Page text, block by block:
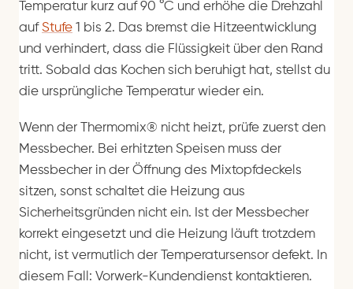
Temperatur kurz auf 90 °C und erhöhe die Drehzahl
aufStufe 1 bis 2. Das bremst die Hitzeentwicklung
und verhindert, dass die Flüssigkeit über den Rand
tritt. Sobald das Kochen sich beruhigt hat, stellst du
die ursprüngliche Temperatur wieder ein.
Wenn der Thermomix® nicht heizt, prüfe zuerst den
Messbecher. Bei erhitzten Speisen muss der
Messbecher in der Öffnung des Mixtopfdeckels
sitzen, sonst schaltet die Heizung aus
Sicherheitsgründen nicht ein. Ist der Messbecher
korrekt eingesetzt und die Heizung läuft trotzdem
nicht, ist vermutlich der Temperatursensor defekt. In
diesem Fall: Vorwerk-Kundendienst kontaktieren.